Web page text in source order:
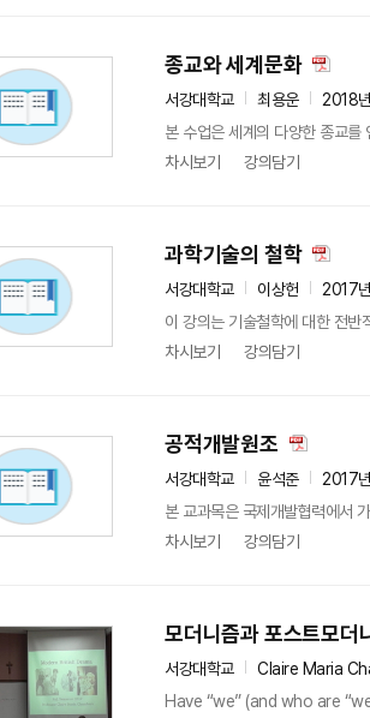
종교와 세계문화
서강대학교 최용운
2018
본 수업은 세계의 다양한 종교
차시보기
강의담기
과학기술의 철학
서강대학교 이상헌
2017
이 강의는 기술철학에 대한 전
차시보기
강의담기
공적개발원조
서강대학교 윤석준
2017
본 교과목은 국제개발협력에서
차시보기
강의담기
모더니즘과 포스트모더
서강대학교
Claire Maria
Have “we” (and who are